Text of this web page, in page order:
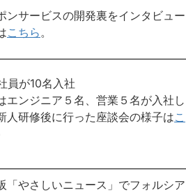
ンサービスの開発裏をインタビュー
こちら。
員が10名入社
エンジニア５名、営業５名が入社し
人研修後に行った座談会の様子はこ
「やさしいニュース」でフォルシア